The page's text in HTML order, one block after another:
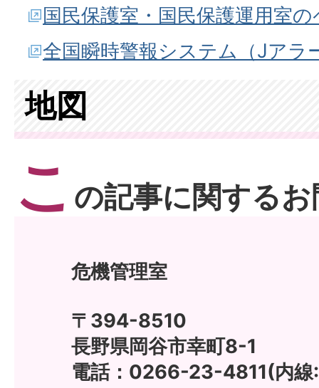
国民保護室・国民保護運用室
全国瞬時警報システム（Jアラ
地図
こ の記事に関する
危機管理室
〒394-8510
長野県岡谷市幸町8-1
電話：0266-23-4811(内線